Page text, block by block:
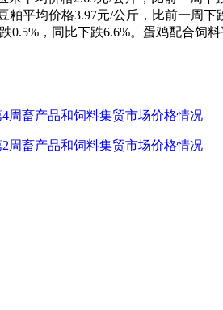
粕平均价格3.97元/公斤，比前一周
0.5%，同比下跌6.6%。蛋鸡配合饲
4周畜产品和饲料集贸市场价格情况
2周畜产品和饲料集贸市场价格情况